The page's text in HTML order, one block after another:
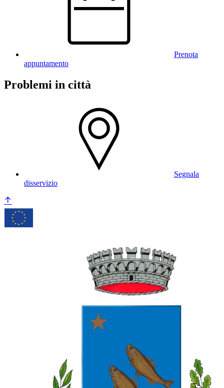
Prenota
appuntamento
Problemi in città
Segnala
disservizio